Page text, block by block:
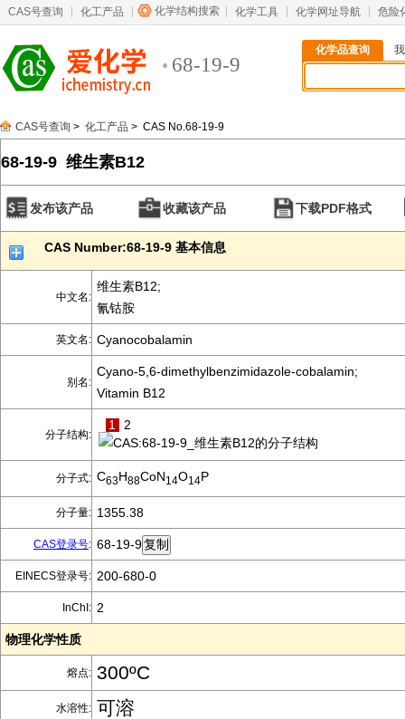
CAS号查询 化工产品 化学结构搜索 化学工具 化学网址导航 危险
68-19-9
化学品查询
CAS号查询 > 化工产品 > CAS No.68-19-9
68-19-9 维生素B12
发布该产品 收藏该产品 下载PDF格式
CAS Number:68-19-9 基本信息
中文名:
维生素B12;
氰钴胺
英文名: Cyanocobalamin
别名:
Cyano-5,6-dimethylbenzimidazole-cobalamin;
Vitamin B12
分子结构:
1 2
分子式: C63H88CoN14O14P
分子量: 1355.38
CAS登录号: 68-19-9
EINECS登录号: 200-680-0
InChI: 2
物理化学性质
熔点: 300ºC
水溶性: 可溶